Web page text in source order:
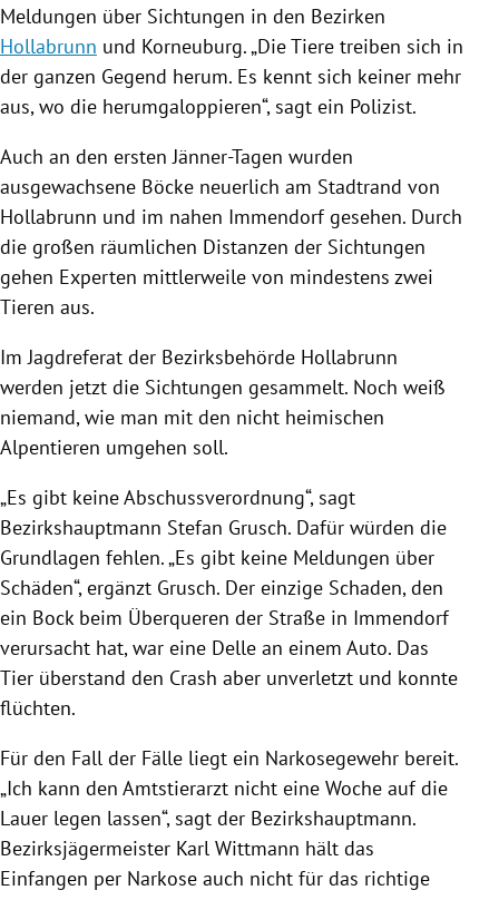
Meldungen über Sichtungen in den Bezirken
Hollabrunn und Korneuburg. „Die Tiere treiben sich in
der ganzen Gegend herum. Es kennt sich keiner mehr
aus, wo die herumgaloppieren“, sagt ein Polizist.
Auch an den ersten Jänner-Tagen wurden
ausgewachsene Böcke neuerlich am Stadtrand von
Hollabrunn und im nahen Immendorfgesehen. Durch
die großen räumlichen Distanzen der Sichtungen
gehen Experten mittlerweile von mindestens zwei
Tieren aus.
Im Jagdreferat der Bezirksbehörde Hollabrunn
werden jetzt die Sichtungen gesammelt. Noch weiß
niemand, wie man mit den nicht heimischen
Alpentieren umgehen soll.
„Es gibt keine Abschussverordnung“, sagt
Bezirkshauptmann Stefan Grusch. Dafür würden die
Grundlagen fehlen. „Es gibt keine Meldungen über
Schäden“, ergänzt Grusch. Der einzige Schaden, den
ein Bock beim Überqueren der Straße in Immendorf
verursacht hat, war eine Delle an einem Auto. Das
Tier überstand den Crash aber unverletzt und konnte
flüchten.
Für den Fall der Fälle liegt ein Narkosegewehr bereit.
„Ich kann den Amtstierarzt nicht eine Woche auf die
Lauer legen lassen“, sagt der Bezirkshauptmann.
Bezirksjägermeister Karl Wittmann hält das
Einfangen per Narkose auch nicht für das richtige